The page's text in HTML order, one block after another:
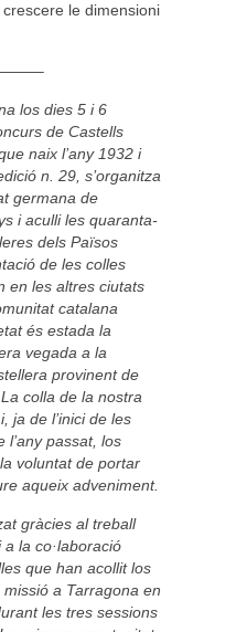
le dimensioni
los dies 5 i 6
de Castells
naix l’any 1932 i
n. 29, s’organitza
germana de
i aculli les quaranta-
dels Països
de les colles
en les altres ciutats
catalana
és estada la
vegada a la
provinent de
colla de la nostra
ja de l’inici de les
l’any passat, los
voluntat de portar
aqueix adveniment.
gràcies al treball
la co·laboració
que han acollit los
a Tarragona en
les tres sessions